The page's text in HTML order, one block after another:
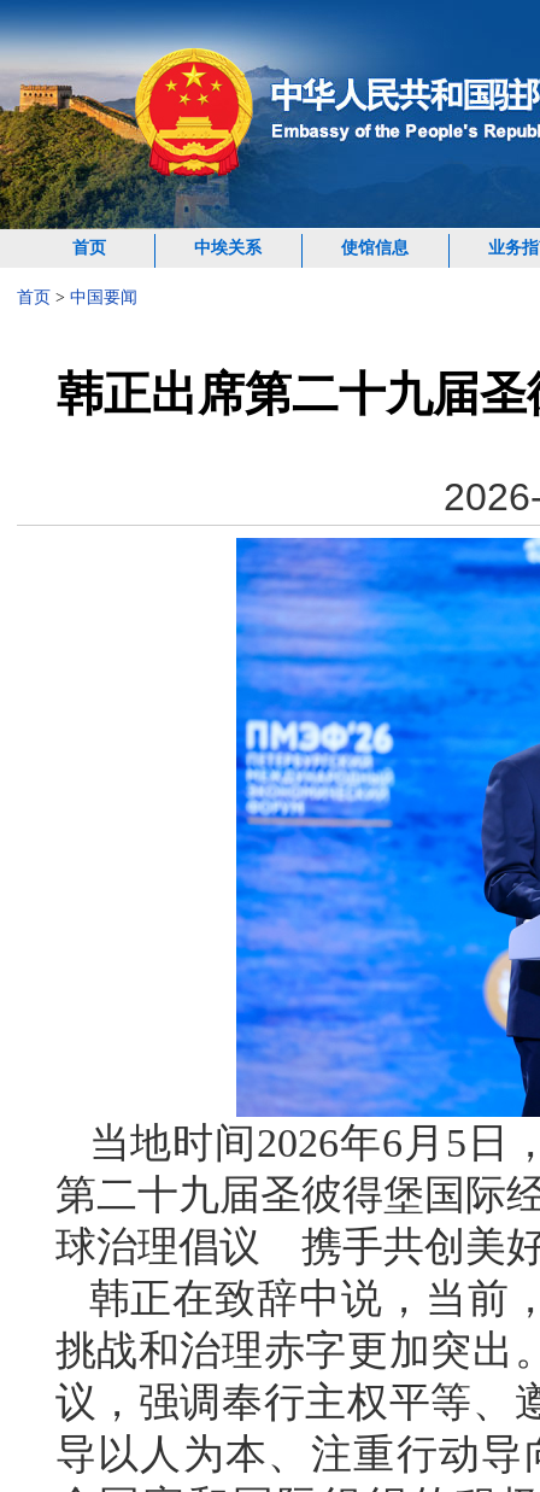
首页 中埃关系 使馆信息 业务
首页 > 中国要闻
韩正出席第二十九届
当地时间2026年6月5日
第二十九届圣彼得堡国际
球治理倡议 携手共创美
韩正在致辞中说，当前
挑战和治理赤字更加突出
议，强调奉行主权平等、
导以人为本、注重行动